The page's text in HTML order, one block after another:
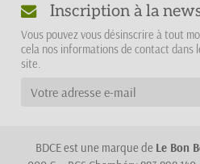
Inscription à la
Vous pouvez vous désinscrire à tout
cela nos informations de contact dans
site.
BDCE est une marque de Le Bon